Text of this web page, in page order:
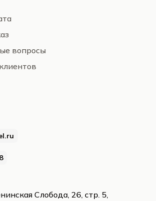
Слобода, 26, стр. 5,
вопросы